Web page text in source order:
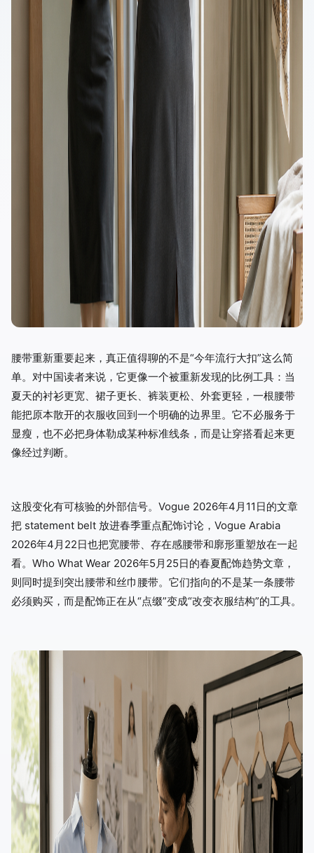
腰带重新重要起来，真正值得聊的不是“今年流行大扣”这么简
单。对中国读者来说，它更像一个被重新发现的比例工具：当
夏天的衬衫更宽、裙子更长、裤装更松、外套更轻，一根腰带
能把原本散开的衣服收回到一个明确的边界里。它不必服务于
显瘦，也不必把身体勒成某种标准线条，而是让穿搭看起来更
像经过判断。
这股变化有可核验的外部信号。Vogue 2026年4月11日的文章
把 statement belt 放进春季重点配饰讨论，Vogue Arabia
2026年4月22日也把宽腰带、存在感腰带和廓形重塑放在一起
看。Who What Wear 2026年5月25日的春夏配饰趋势文章，
则同时提到突出腰带和丝巾腰带。它们指向的不是某一条腰带
必须购买，而是配饰正在从“点缀”变成“改变衣服结构”的工具。